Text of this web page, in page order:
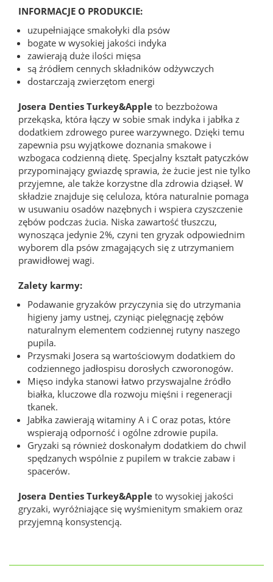
INFORMACJE O PRODUKCIE:
uzupełniające smakołyki dla psów
bogate w wysokiej jakości indyka
zawierają duże ilości mięsa
są źródłem cennych składników odżywczych
dostarczają zwierzętom energi
Josera Denties Turkey&Apple to bezzbożowa
przekąska, która łączy w sobie smak indyka i jabłka z
dodatkiem zdrowego puree warzywnego. Dzięki temu
zapewnia psu wyjątkowe doznania smakowe i
wzbogaca codzienną dietę. Specjalny kształt patyczków
przypominający gwiazdę sprawia, że żucie jest nie tylko
przyjemne, ale także korzystne dla zdrowia dziąseł. W
składzie znajduje się celuloza, która naturalnie pomaga
w usuwaniu osadów nazębnych i wspiera czyszczenie
zębów podczas żucia. Niska zawartość tłuszczu,
wynosząca jedynie 2%, czyni ten gryzak odpowiednim
wyborem dla psów zmagających się z utrzymaniem
prawidłowej wagi.
Zalety karmy:
Podawanie gryzaków przyczynia się do utrzymania
higieny jamy ustnej, czyniąc pielęgnację zębów
naturalnym elementem codziennej rutyny naszego
pupila.
Przysmaki Josera są wartościowym dodatkiem do
codziennego jadłospisu dorosłych czworonogów.
Mięso indyka stanowi łatwo przyswajalne źródło
białka, kluczowe dla rozwoju mięśni i regeneracji
tkanek.
Jabłka zawierają witaminy A i C oraz potas, które
wspierają odporność i ogólne zdrowie pupila.
Gryzaki są również doskonałym dodatkiem do chwil
spędzanych wspólnie z pupilem w trakcie zabaw i
spacerów.
Josera Denties Turkey&Apple to wysokiej jakości
gryzaki, wyróżniające się wyśmienitym smakiem oraz
przyjemną konsystencją.